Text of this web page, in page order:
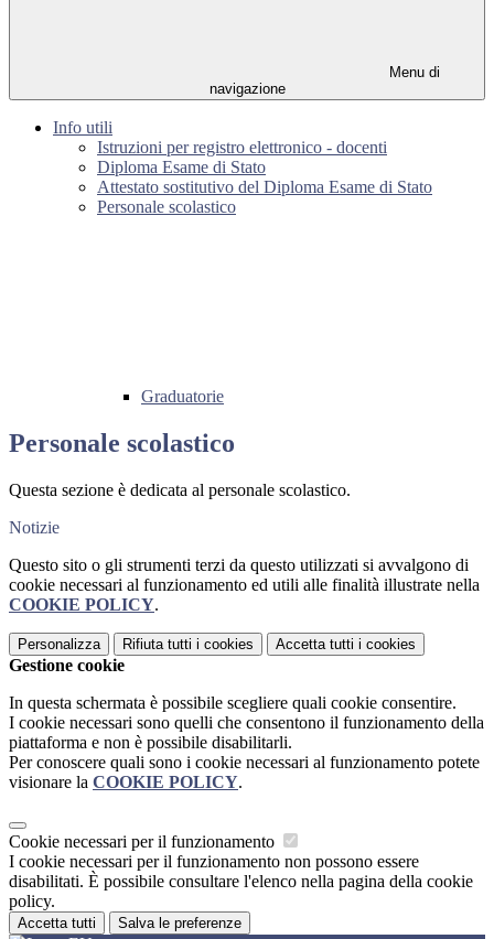
Menu di
navigazione
Info utili
Istruzioni per registro elettronico - docenti
Diploma Esame di Stato
Attestato sostitutivo del Diploma Esame di Stato
Personale scolastico
Graduatorie
Personale scolastico
Questa sezione è dedicata al personale scolastico.
Notizie
Questo sito o gli strumenti terzi da questo utilizzati si avvalgono di
cookie necessari al funzionamento ed utili alle finalità illustrate nella
COOKIE POLICY.
Personalizza Rifiuta tutti i cookies Accetta tutti i cookies
Gestione cookie
In questa schermata è possibile scegliere quali cookie consentire.
I cookie necessari sono quelli che consentono il funzionamento della
piattaforma e non è possibile disabilitarli.
Per conoscere quali sono i cookie necessari al funzionamento potete
visionare la COOKIE POLICY.
Cookie necessari per il funzionamento
I cookie necessari per il funzionamento non possono essere
disabilitati. È possibile consultare l'elenco nella pagina della cookie
policy.
Accetta tutti Salva le preferenze